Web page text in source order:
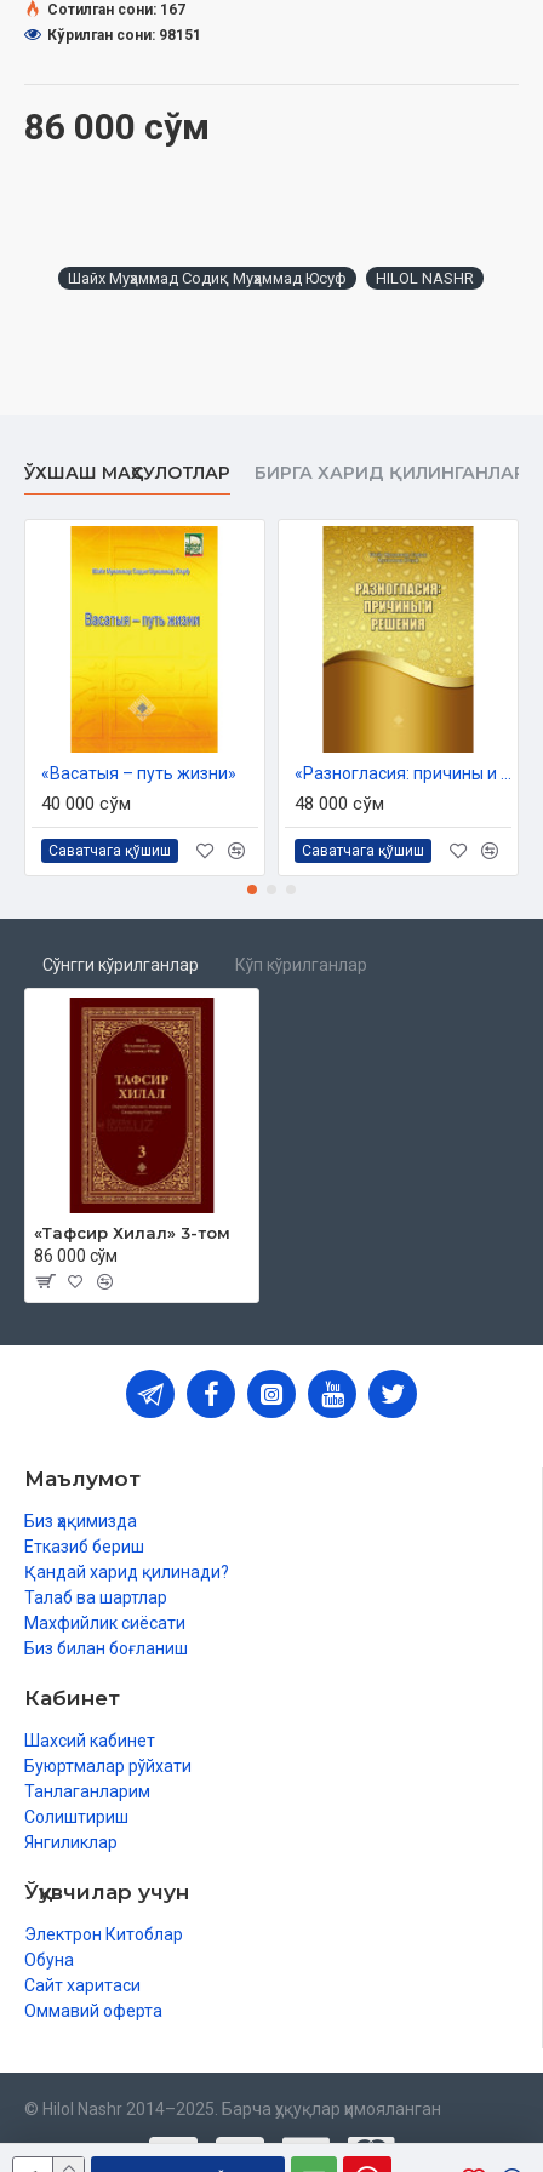
Стремиться к чистой акийде (вероубеждению) и подлинно
следовать им; распространять исламское просвещение, дух
терпимости и братства, следовать великим праведным
ISBN:
Размер:60×90 1/16
Издано в соответствии с рекомендацией № 3154 Комитета
по делам религии при Кабинете Министров Республики
Читать в електронном виде
ОГЛАВЛЕНИЕ
Сура «Маида»
Сура «Анъам»
Сура «Аъраф»
86 000 сўм
Сотилган сони: 167
Кўрилган сони: 98151
Шайх Муҳаммад Содиқ Муҳаммад Юсуф HILOL NASHR
ЎХШАШ МАҲСУЛОТЛАР БИРГА ХАРИД ҚИЛИНГАНЛАР
«Васатыя – путь жизни»
40 000 сўм
Саватчага қўшиш
48 000 сўм
Саватчага қўшиш
Сўнгги кўрилганлар Кўп кўрилганлар
«Тафсир Хилал» 3-том
86 000 сўм
Маълумот
Биз ҳақимизда
Етказиб бериш
Қандай харид қилинади?
Талаб ва шартлар
Махфийлик сиёсати
Биз билан боғланиш
Кабинет
Шахсий кабинет
Буюртмалар рўйхати
Танлаганларим
Солиштириш
Янгиликлар
Ўқувчилар учун
Электрон Китоблар
Обуна
Сайт харитаси
Оммавий оферта
© Hilol Nashr 2014–2025. Барча ҳуқуқлар ҳимояланган